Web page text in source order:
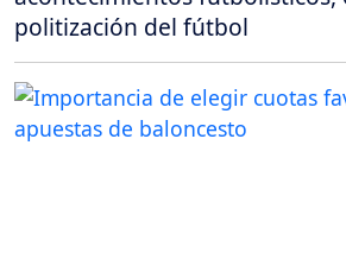
politización del fútbol